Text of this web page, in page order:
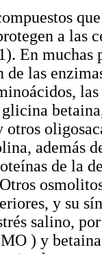
a las
En muchas
de las
otros
además
de la
y su
salino,
) y